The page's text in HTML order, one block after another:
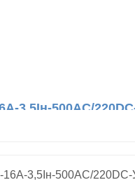
3,5Iн-500AC/